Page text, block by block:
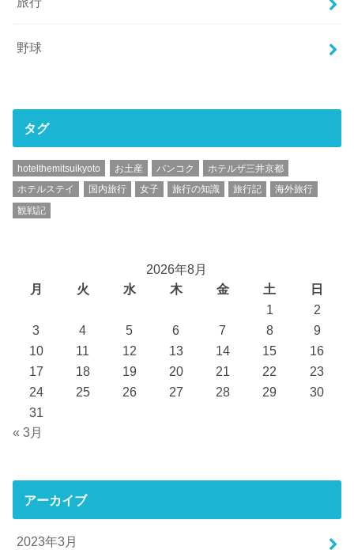
野球
タグ
hotelthemitsuikyoto お土産 バンコク
ホテルザ三井京都
ホテルステイ
国内旅行 女子 旅行の知識 旅行記
海外旅行
観戦記
2026年8月
月
火 水 木 金 土
日
1
2
3
4 5 6 7 8
9
10
11 12 13 14 15
16
17
18 19 20 21 22
23
24
25 26 27 28 29
30
31
« 3月
アーカイブ
2023年3月